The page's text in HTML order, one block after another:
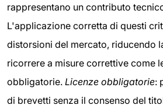
rappresentano un contributo
L'applicazione corretta di questi
distorsioni del mercato, riducendo
ricorrere a misure correttive come
obbligatorie. Licenze obbligatorie:
di brevetti senza il consenso del